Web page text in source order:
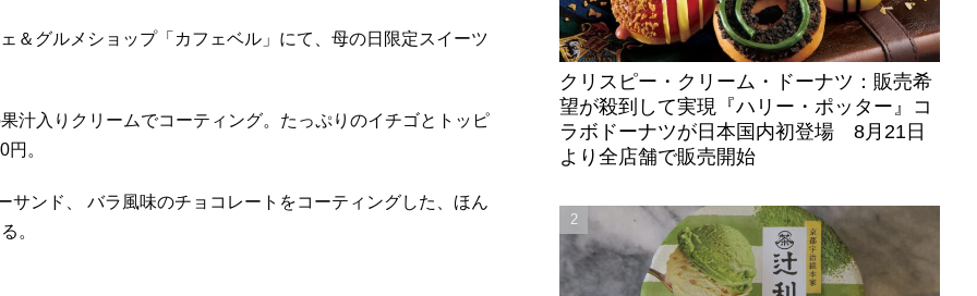
＆グルメショップ「カフェベル」にて、母の日限定スイーツ
汁入りクリームでコーティング。たっぷりのイチゴとトッピ
。
ンド、 バラ風味のチョコレートをコーティングした、ほん
。
クリスピー・クリーム・ドーナツ：販売希
望が殺到して実現『ハリー・ポッター』コ
ラボドーナツが日本国内初登場 8月21日
より全店舗で販売開始